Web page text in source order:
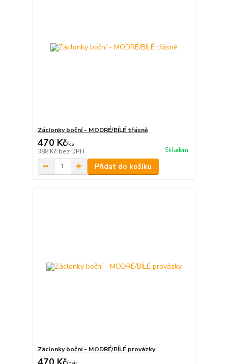
Záclonky boční - MODRÉ/BÍLÉ třásně
470 Kč/ks
388 Kč bez DPH Skladem
Přidat do košíku
Záclonky boční - MODRÉ/BÍLÉ provázky